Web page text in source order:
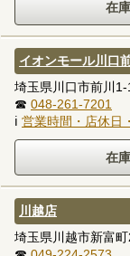
イオンモール川口
埼玉県川口市前川
☎ 048-261-7201
ℹ 営業時間・店休日
川越店
埼玉県川越市新富